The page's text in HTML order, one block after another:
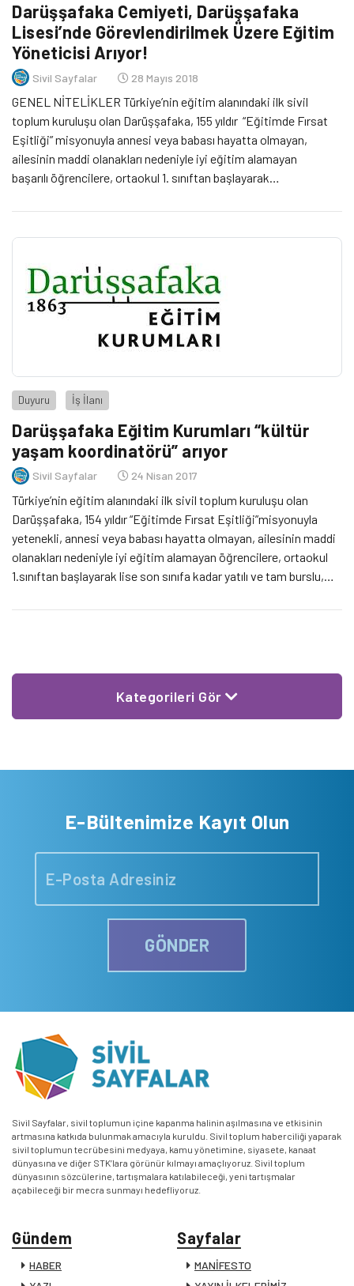
Darüşşafaka Cemiyeti, Darüşşafaka
Lisesi’nde Görevlendirilmek Üzere Eğitim
Yöneticisi Arıyor!
Sivil Sayfalar 28 Mayıs 2018
GENEL NİTELİKLER Türkiye’nin eğitim alanındaki ilk sivil
toplum kuruluşu olan Darüşşafaka, 155 yıldır “Eğitimde Fırsat
Eşitliği” misyonuyla annesi veya babası hayatta olmayan,
ailesinin maddi olanakları nedeniyle iyi eğitim alamayan
başarılı öğrencilere, ortaokul 1. sınıftan başlayarak
kolej eğitimi vermektedir. 2018-2019 Eğitim-Öğretim yılı için
Darüşşafaka Lisesi’nde görevlendirilmek üzere ‘Eğitim
mezun, Dengi kurumlarda en az 5 yıl yöneticilik deneyimine […]
Duyuru İş İlanı
Darüşşafaka Eğitim Kurumları “kültür
yaşam koordinatörü” arıyor
Sivil Sayfalar 24 Nisan 2017
Türkiye’nin eğitim alanındaki ilk sivil toplum kuruluşu olan
Darüşşafaka, 154 yıldır “Eğitimde Fırsat Eşitliği”misyonuyla
yetenekli, annesi veya babası hayatta olmayan, ailesinin maddi
olanakları nedeniyle iyi eğitim alamayan öğrencilere, ortaokul
1.sınıftan başlayarak lise son sınıfa kadar yatılı ve tam burslu,
Öğretim yılı için Darüşşafaka Eğitim Kurumları Maslak
Kategorileri Gör
E-Bültenimize Kayıt Olun
GÖNDER
Sivil Sayfalar, sivil toplumun içine kapanma halinin aşılmasına ve etkisinin
artmasına katkıda bulunmak amacıyla kuruldu. Sivil toplum haberciliği yaparak
sivil toplumun tecrübesini medyaya, kamu yönetimine, siyasete, kanaat
dünyasına ve diğer STK’lara görünür kılmayı amaçlıyoruz. Sivil toplum
dünyasının sözcülerine, tartışmalara katılabileceği, yeni tartışmalar
açabileceği bir mecra sunmayı hedefliyoruz.
Gündem
HABER
Sayfalar
MANİFESTO